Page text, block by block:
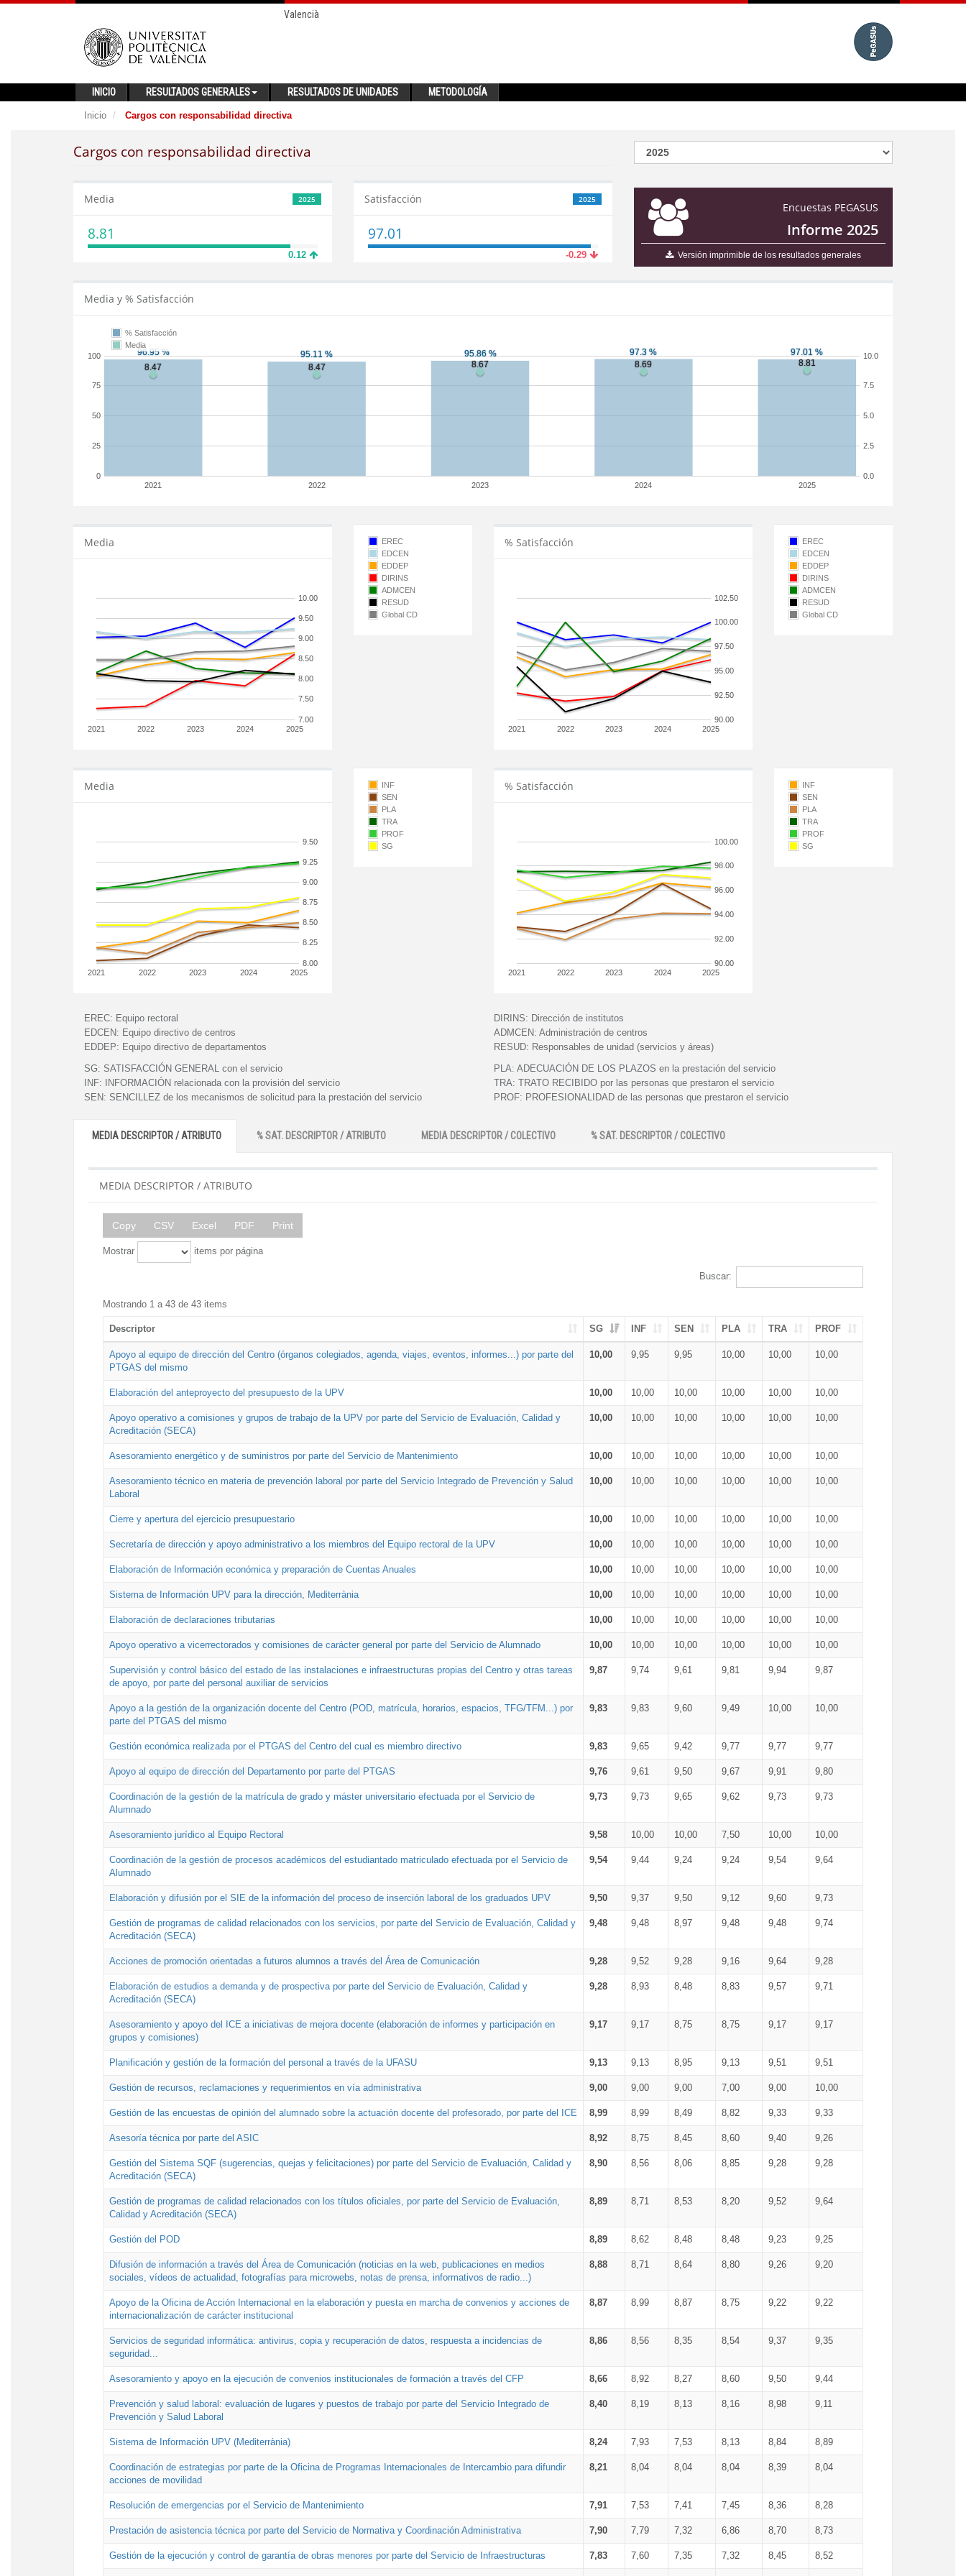
Valencià
INICIO RESULTADOS GENERALES RESULTADOS DE UNIDADES METODOLOGÍA
Inicio Cargos con responsabilidad directiva
Cargos con responsabilidad directiva
Encuestas PEGASUS
Informe 2025
Versión imprimible de los resultados generales
2025
Media
8.81
0.12
2025
Satisfacción
97.01
-0.29
Media y % Satisfacción
2021 2022 2023 2024 2025
0
25
50
75
100
0.0
2.5
5.0
7.5
10.0
% Satisfacción
Media
Media
2021 2022 2023 2024 2025
7.00
7.50
8.00
8.50
9.00
9.50
10.00
EREC
EDCEN
EDDEP
DIRINS
ADMCEN
RESUD
Global CD
% Satisfacción
2021 2022 2023 2024 2025
90.00
92.50
95.00
97.50
100.00
102.50
EREC
EDCEN
EDDEP
DIRINS
ADMCEN
RESUD
Global CD
Media
2021 2022 2023 2024 2025
8.00
8.25
8.50
8.75
9.00
9.25
9.50
INF
SEN
PLA
TRA
PROF
SG
% Satisfacción
2021 2022 2023 2024 2025
90.00
92.00
94.00
96.00
98.00
100.00
INF
SEN
PLA
TRA
PROF
SG
EREC: Equipo rectoral
EDCEN: Equipo directivo de centros
EDDEP: Equipo directivo de departamentos
DIRINS: Dirección de institutos
ADMCEN: Administración de centros
RESUD: Responsables de unidad (servicios y áreas)
SG: SATISFACCIÓN GENERAL con el servicio
INF:
INFORMACIÓN relacionada con la provisión del servicio
SEN: SENCILLEZ de los mecanismos de solicitud para la prestación del servicio
PLA: ADECUACIÓN DE LOS PLAZOS en la prestación del servicio
TRA: TRATO RECIBIDO por las personas que prestaron el servicio
PROF: PROFESIONALIDAD de las personas que prestaron el servicio
MEDIA DESCRIPTOR / ATRIBUTO % SAT. DESCRIPTOR / ATRIBUTO MEDIA DESCRIPTOR / COLECTIVO % SAT. DESCRIPTOR / COLECTIVO
MEDIA DESCRIPTOR / ATRIBUTO
Copy CSV Excel PDF Print
Mostrar items por página
Buscar:
Mostrando 1 a 43 de 43 items
Descriptor SG INF SEN PLA TRA PROF
Apoyo al equipo de dirección del Centro (órganos colegiados, agenda, viajes, eventos, informes...) por parte del
PTGAS del mismo
10,00 9,95 9,95 10,00 10,00 10,00
Elaboración del anteproyecto del presupuesto de la UPV 10,00 10,00 10,00 10,00 10,00 10,00
Apoyo operativo a comisiones y grupos de trabajo de la UPV por parte del Servicio de Evaluación, Calidad y
Acreditación (SECA)
10,00 10,00 10,00 10,00 10,00 10,00
Asesoramiento energético y de suministros por parte del Servicio de Mantenimiento 10,00 10,00 10,00 10,00 10,00 10,00
Asesoramiento técnico en materia de prevención laboral por parte del Servicio Integrado de Prevención y Salud
Laboral
10,00 10,00 10,00 10,00 10,00 10,00
Cierre y apertura del ejercicio presupuestario 10,00 10,00 10,00 10,00 10,00 10,00
Secretaría de dirección y apoyo administrativo a los miembros del Equipo rectoral de la UPV 10,00 10,00 10,00 10,00 10,00 10,00
Elaboración de Información económica y preparación de Cuentas Anuales 10,00 10,00 10,00 10,00 10,00 10,00
Sistema de Información UPV para la dirección, Mediterrània 10,00 10,00 10,00 10,00 10,00 10,00
Elaboración de declaraciones tributarias 10,00 10,00 10,00 10,00 10,00 10,00
Apoyo operativo a vicerrectorados y comisiones de carácter general por parte del Servicio de Alumnado 10,00 10,00 10,00 10,00 10,00 10,00
Supervisión y control básico del estado de las instalaciones e infraestructuras propias del Centro y otras tareas
de apoyo, por parte del personal auxiliar de servicios
9,87 9,74 9,61 9,81 9,94 9,87
Apoyo a la gestión de la organización docente del Centro (POD, matrícula, horarios, espacios, TFG/TFM...) por
parte del PTGAS del mismo
9,83 9,83 9,60 9,49 10,00 10,00
Gestión económica realizada por el PTGAS del Centro del cual es miembro directivo 9,83 9,65 9,42 9,77 9,77 9,77
Apoyo al equipo de dirección del Departamento por parte del PTGAS 9,76 9,61 9,50 9,67 9,91 9,80
Coordinación de la gestión de la matrícula de grado y máster universitario efectuada por el Servicio de
Alumnado
9,73 9,73 9,65 9,62 9,73 9,73
Asesoramiento jurídico al Equipo Rectoral 9,58 10,00 10,00 7,50 10,00 10,00
Coordinación de la gestión de procesos académicos del estudiantado matriculado efectuada por el Servicio de
Alumnado
9,54 9,44 9,24 9,24 9,54 9,64
Elaboración y difusión por el SIE de la información del proceso de inserción laboral de los graduados UPV 9,50 9,37 9,50 9,12 9,60 9,73
Gestión de programas de calidad relacionados con los servicios, por parte del Servicio de Evaluación, Calidad y
Acreditación (SECA)
9,48 9,48 8,97 9,48 9,48 9,74
Acciones de promoción orientadas a futuros alumnos a través del Área de Comunicación 9,28 9,52 9,28 9,16 9,64 9,28
Elaboración de estudios a demanda y de prospectiva por parte del Servicio de Evaluación, Calidad y
Acreditación (SECA)
9,28 8,93 8,48 8,83 9,57 9,71
Asesoramiento y apoyo del ICE a iniciativas de mejora docente (elaboración de informes y participación en
grupos y comisiones)
9,17 9,17 8,75 8,75 9,17 9,17
Planificación y gestión de la formación del personal a través de la UFASU 9,13 9,13 8,95 9,13 9,51 9,51
Gestión de recursos, reclamaciones y requerimientos en vía administrativa 9,00 9,00 9,00 7,00 9,00 10,00
Gestión de las encuestas de opinión del alumnado sobre la actuación docente del profesorado, por parte del ICE 8,99 8,99 8,49 8,82 9,33 9,33
Asesoría técnica por parte del ASIC 8,92 8,75 8,45 8,60 9,40 9,26
Gestión del Sistema SQF (sugerencias, quejas y felicitaciones) por parte del Servicio de Evaluación, Calidad y
Acreditación (SECA)
8,90 8,56 8,06 8,85 9,28 9,28
Gestión de programas de calidad relacionados con los títulos oficiales, por parte del Servicio de Evaluación,
Calidad y Acreditación (SECA)
8,89 8,71 8,53 8,20 9,52 9,64
Gestión del POD 8,89 8,62 8,48 8,48 9,23 9,25
Difusión de información a través del Área de Comunicación (noticias en la web, publicaciones en medios
sociales, vídeos de actualidad, fotografías para microwebs, notas de prensa, informativos de radio...)
8,88 8,71 8,64 8,80 9,26 9,20
Apoyo de la Oficina de Acción Internacional en la elaboración y puesta en marcha de convenios y acciones de
internacionalización de carácter institucional
8,87 8,99 8,87 8,75 9,22 9,22
Servicios de seguridad informática: antivirus, copia y recuperación de datos, respuesta a incidencias de
seguridad...
8,86 8,56 8,35 8,54 9,37 9,35
Asesoramiento y apoyo en la ejecución de convenios institucionales de formación a través del CFP 8,66 8,92 8,27 8,60 9,50 9,44
Prevención y salud laboral: evaluación de lugares y puestos de trabajo por parte del Servicio Integrado de
Prevención y Salud Laboral
8,40 8,19 8,13 8,16 8,98 9,11
Sistema de Información UPV (Mediterrània) 8,24 7,93 7,53 8,13 8,84 8,89
Coordinación de estrategias por parte de la Oficina de Programas Internacionales de Intercambio para difundir
acciones de movilidad
8,21 8,04 8,04 8,04 8,39 8,04
Resolución de emergencias por el Servicio de Mantenimiento 7,91 7,53 7,41 7,45 8,36 8,28
Prestación de asistencia técnica por parte del Servicio de Normativa y Coordinación Administrativa 7,90 7,79 7,32 6,86 8,70 8,73
Gestión de la ejecución y control de garantía de obras menores por parte del Servicio de Infraestructuras 7,83 7,60 7,35 7,32 8,45 8,52